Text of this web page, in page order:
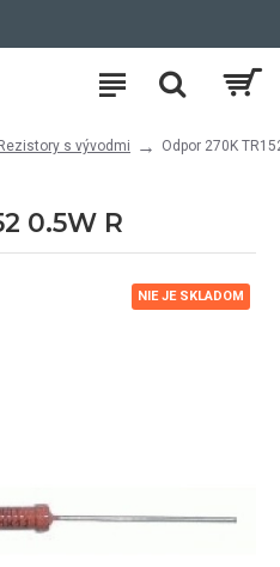
Rezistory s vývodmi Odpor 270K
0.5W R
NIE JE SKLADOM